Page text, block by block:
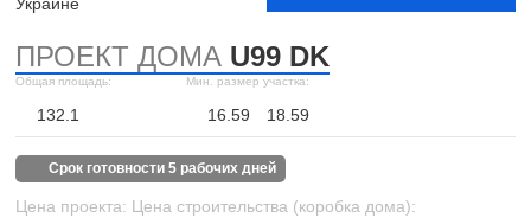
ПРОЕКТ ДОМА U99 DK
Общая площадь:
132.1
Мин. размер участка:
16.59 18.59
срок готовности 5 рабочих дней
Цена проекта: Цена строительства (коробка дома):